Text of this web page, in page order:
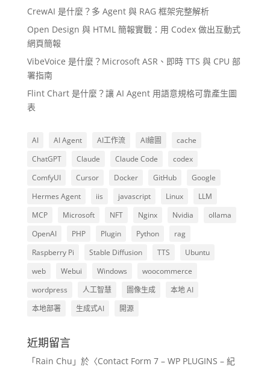
CrewAI 是什麼？多 Agent 與 RAG 框架完整解析
Open Design 與 HTML 簡報實戰：用 Codex 做出互動式
網頁簡報
VibeVoice 是什麼？Microsoft ASR、即時 TTS 與 CPU 部
署指南
Flint Chart 是什麼？讓 AI Agent 用語意規格可靠產生圖
表
AI AI Agent AI工作流 AI繪圖
cache
ChatGPT
Claude Claude Code
codex
ComfyUI
Cursor Docker GitHub
Google
Hermes Agent
iis javascript Linux
LLM
MCP
Microsoft NFT Nginx Nvidia
ollama
OpenAI
PHP Plugin Python
rag
Raspberry Pi
Stable Diffusion TTS
Ubuntu
web
Webui Windows
woocommerce
wordpress
人工智慧 圖像生成
本地 AI
本地部署
生成式AI 開源
近期留言
「Rain Chu 」於〈Contact Form 7 – WP PLUGINS – 紀